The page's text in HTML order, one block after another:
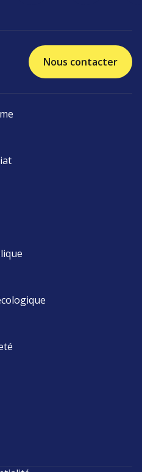
Nous contacter